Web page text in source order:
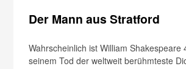
Der Mann aus Stratford
Wahrscheinlich ist William Shakespeare
seinem Tod der weltweit berühmteste